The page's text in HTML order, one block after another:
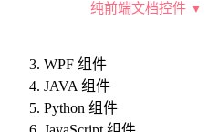
纯前端文档控件
WPF 组件
JAVA 组件
Python 组件